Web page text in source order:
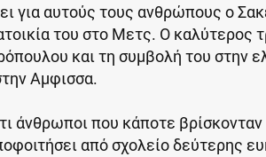
για αυτούς τους ανθρώπους ο
του στο Μετς. Ο καλύτερος
και τη συμβολή του στην
Αμφισσα.
άνθρωποι που κάποτε βρίσκονταν
από σχολείο δεύτερης